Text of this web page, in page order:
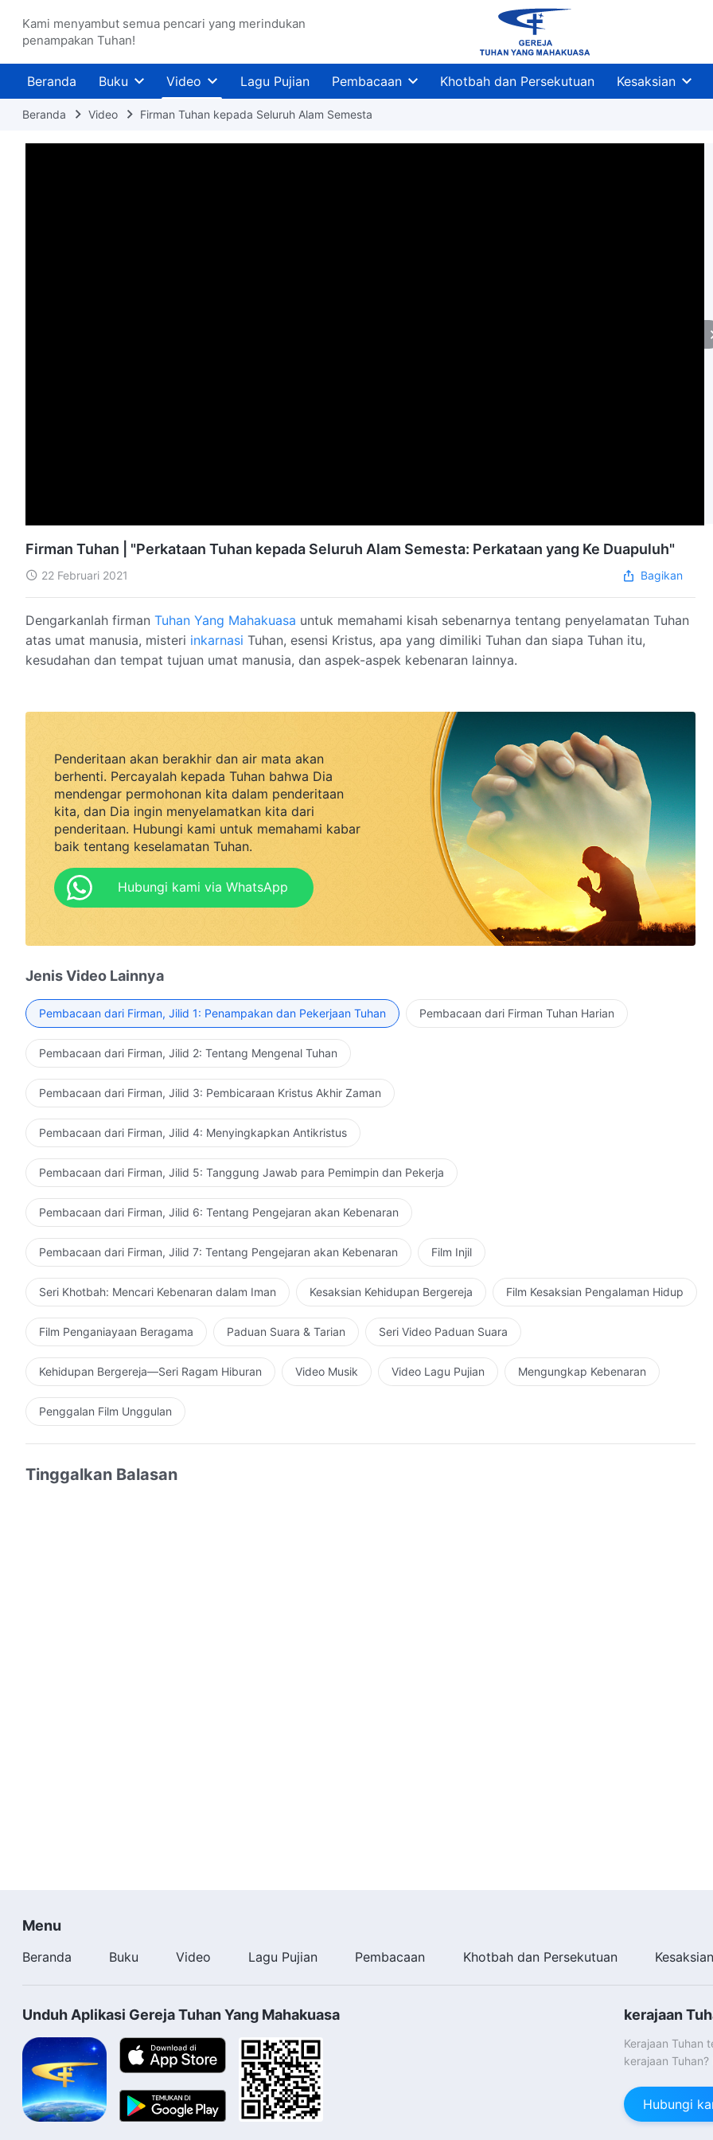
Kami menyambut semua pencari yang merindukan
penampakan Tuhan!
Beranda Buku Video Lagu Pujian Pembacaan Khotbah dan Persekutuan Kesaksian
Beranda Video Firman Tuhan kepada Seluruh Alam Semesta
Firman Tuhan | "Perkataan Tuhan kepada Seluruh Alam Semesta: Perkataan yang Ke Duapuluh"
22 Februari 2021 Bagikan
Dengarkanlah firman Tuhan Yang Mahakuasa untuk memahami kisah sebenarnya tentang penyelamatan Tuhan
atas umat manusia, misteri inkarnasi Tuhan, esensi Kristus, apa yang dimiliki Tuhan dan siapa Tuhan itu,
kesudahan dan tempat tujuan umat manusia, dan aspek-aspek kebenaran lainnya.
Penderitaan akan berakhir dan air mata akan
berhenti. Percayalah kepada Tuhan bahwa Dia
mendengar permohonan kita dalam penderitaan
kita, dan Dia ingin menyelamatkan kita dari
penderitaan. Hubungi kami untuk memahami kabar
baik tentang keselamatan Tuhan.
Hubungi kami via WhatsApp
Jenis Video Lainnya
Pembacaan dari Firman, Jilid 1: Penampakan dan Pekerjaan Tuhan Pembacaan dari Firman Tuhan Harian
Pembacaan dari Firman, Jilid 2: Tentang Mengenal Tuhan
Pembacaan dari Firman, Jilid 3: Pembicaraan Kristus Akhir Zaman
Pembacaan dari Firman, Jilid 4: Menyingkapkan Antikristus
Pembacaan dari Firman, Jilid 5: Tanggung Jawab para Pemimpin dan Pekerja
Pembacaan dari Firman, Jilid 6: Tentang Pengejaran akan Kebenaran
Pembacaan dari Firman, Jilid 7: Tentang Pengejaran akan Kebenaran Film Injil
Seri Khotbah: Mencari Kebenaran dalam Iman Kesaksian Kehidupan Bergereja Film Kesaksian Pengalaman Hidup
Film Penganiayaan Beragama Paduan Suara & Tarian Seri Video Paduan Suara
Kehidupan Bergereja—Seri Ragam Hiburan Video Musik Video Lagu Pujian Mengungkap Kebenaran
Penggalan Film Unggulan
Tinggalkan Balasan
Menu
Beranda Buku Video Lagu Pujian Pembacaan Khotbah dan Persekutuan Kesaksian
Unduh Aplikasi Gereja Tuhan Yang Mahakuasa kerajaan
Kerajaan Tuhan
kerajaan Tuhan?
Hubungi